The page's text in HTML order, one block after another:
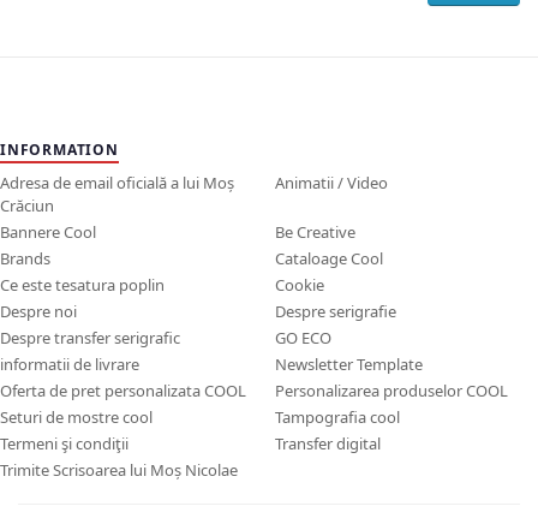
INFORMATION
Adresa de email oficială a lui Moș
Crăciun
Animatii / Video
Bannere Cool
Be Creative
Brands
Cataloage Cool
Ce este tesatura poplin
Cookie
Despre noi
Despre serigrafie
Despre transfer serigrafic
GO ECO
informatii de livrare
Newsletter Template
Oferta de pret personalizata COOL
Personalizarea produselor COOL
Seturi de mostre cool
Tampografia cool
Termeni şi condiţii
Transfer digital
Trimite Scrisoarea lui Moș Nicolae